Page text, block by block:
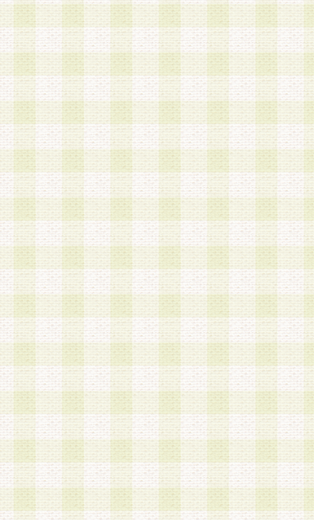
d.その他これらに付随する業務
2.当社は、会員個人を識別することのできる情報
会員情報を本人の承諾なく第三者に開示すること
人を識別できる情報について第三者に開示または
社は事前に会員本人の同意を得るものとします。
3.前項の定めに拘わらず、当社は、以下の目的に
意を 得ることなく、会員個人を識別できる情報
づき選定した委託業者に対して当社の責任におい
できるものとします。な お、当社は、当該委託
契約を締結しこれを遵守させるとともに、本規約
の注意をもって当該情報を使用させるものとし ま
a.本サービスに係る謝礼、景品、調査サンプル品
b.会員からの電話、メール等の問い合わせなどへ
c.モバイルリサーチ、またはグループ形式による
実施もしくは運営
d.その他これらに付随する業務
4.会員は、住所、電話番号その他の登録情報につ
合は、速やかに当社所定の変更手続きを行うもの
5.当社は、必要と認めた場合、会員に対して、電
手段により登録情報の対象者が会員登録者本人で
の内容が正確であること、アンケートの回答内容
うことができるものとます。
6.会員は、会員登録後当社が定期的に行う登録情
して、当社指定の期間内に更新手続きを行うもの
該期間内に更新手続きを行わない場合、その時点
発行したポイントは失効されるものとします。